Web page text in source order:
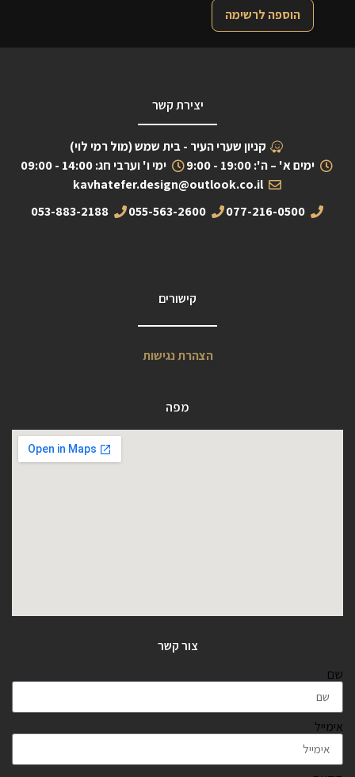
הוספה לרשימה
יצירת קשר
קניון שערי העיר - בית שמש (מול רמי לוי)
ימים א' – ה': 19:00 - 9:00
ימי ו' וערבי חג: 14:00 - 09:00
kavhatefer.design@outlook.co.il
077-216-0500
055-563-2600
053-883-2188
קישורים
הצהרת נגישות
מפה
צור קשר
שם
אימייל